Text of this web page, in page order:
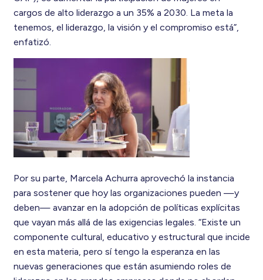
cargos de alto liderazgo a un 35% a 2030. La meta la
tenemos, el liderazgo, la visión y el compromiso está”,
enfatizó.
Por su parte, Marcela Achurra aprovechó la instancia
para sostener que hoy las organizaciones pueden —y
deben— avanzar en la adopción de políticas explícitas
que vayan más allá de las exigencias legales. “Existe un
componente cultural, educativo y estructural que incide
en esta materia, pero sí tengo la esperanza en las
nuevas generaciones que están asumiendo roles de